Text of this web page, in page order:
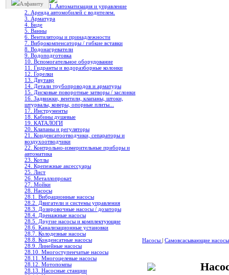
Алфавиту
1. Автоматизация и управление
2. Аренда автомобилей с водителем.
3. Арматура
4. Биде
5. Ванны
6. Вентиляторы и принадлежности
7. Виброкомпенсаторы / гибкие вставки
8. Водонагреватели
9. Водоподготовка
10. Вспомогательное оборудование
11. Гидранты и водоразборные колонки
12. Горелки
13. Двутавр
14. Детали трубопроводов и арматуры
15. Дисковые поворотные затворы / заслонки
16. Задвижки, вентили, клапаны, штоки,
штурвалы, коверы, опорные плиты...
17. Инструменты
18. Кабины душевые
19. КАТАЛОГИ
20. Клапаны и регуляторы
21. Конденсатоотводчики, сепараторы и
воздухоотводчики
22. Контрольно-измерительные приборы и
автоматика
23. Котлы
24. Крепежные аксессуары
25. Лист
26. Металлопрокат
27. Мойки
28. Насосы
28.1. Вибрационные насосы
28.2. Двигатели и системы управления
28.3. Дозировочные насосы / дозаторы
28.4. Дренажные насосы
28.5. Другие насосы и комплектующие
28.6. Канализационные установки
28.7. Колодезные насосы
28.8. Конденсатные насосы
28.9. Линейные насосы
28.10. Многоступенчатые насосы
28.11. Многоцелевые насосы
28.12. Мотопомпы
28.13. Насосные станции
Насосы | Самовсасывающие